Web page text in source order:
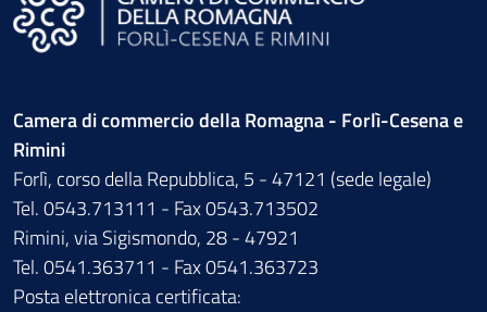
Camera di commercio della Romagna - Forlì-Cesena e
Rimini
Forlì, corso della Repubblica, 5 - 47121 (sede legale)
Tel. 0543.713111 - Fax 0543.713502
Rimini, via Sigismondo, 28 - 47921
Tel. 0541.363711 - Fax 0541.363723
Posta elettronica certificata: